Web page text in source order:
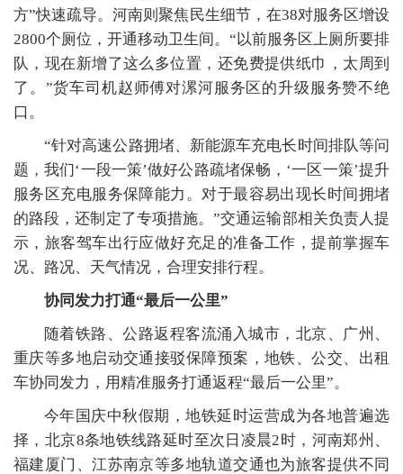
方”快速疏导。河南则聚焦民生细节，在38对服务区增设
2800个厕位，开通移动卫生间。“以前服务区上厕所要排
队，现在新增了这么多位置，还免费提供纸巾，太周到
了。”货车司机赵师傅对漯河服务区的升级服务赞不绝
口。
“针对高速公路拥堵、新能源车充电长时间排队等问
题，我们‘一段一策’做好公路疏堵保畅，‘一区一策’提升
服务区充电服务保障能力。对于最容易出现长时间拥堵
的路段，还制定了专项措施。”交通运输部相关负责人提
示，旅客驾车出行应做好充足的准备工作，提前掌握车
况、路况、天气情况，合理安排行程。
协同发力打通“最后一公里”
随着铁路、公路返程客流涌入城市，北京、广州、
重庆等多地启动交通接驳保障预案，地铁、公交、出租
车协同发力，用精准服务打通返程“最后一公里”。
今年国庆中秋假期，地铁延时运营成为各地普遍选
择，北京8条地铁线路延时至次日凌晨2时，河南郑州、
福建厦门、江苏南京等多地轨道交通也为旅客提供不同